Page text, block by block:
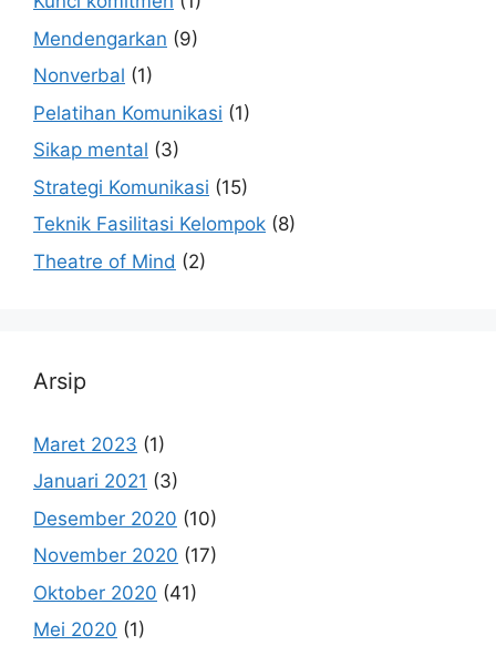
Mendengarkan (9)
Nonverbal (1)
Pelatihan Komunikasi (1)
Sikap mental (3)
Strategi Komunikasi (15)
Teknik Fasilitasi Kelompok (8)
Theatre of Mind (2)
Arsip
Maret 2023 (1)
Januari 2021 (3)
Desember 2020 (10)
November 2020 (17)
Oktober 2020 (41)
Mei 2020 (1)